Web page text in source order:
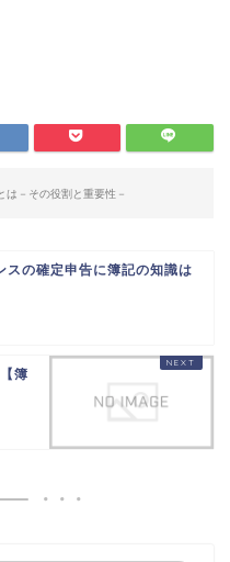
は－その役割と重要性－
スの確定申告に簿記の知識は
簿